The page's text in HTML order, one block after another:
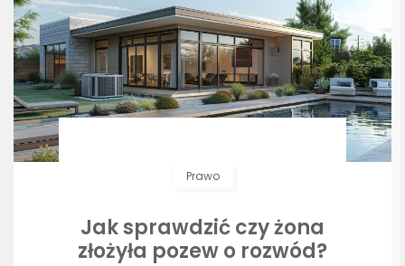
Prawo
Jak sprawdzić czy żona
złożyła pozew o rozwód?